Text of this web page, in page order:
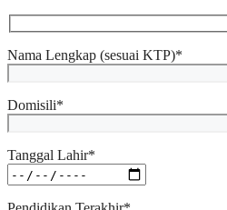
Nama Lengkap (sesuai KTP)*
Domisili*
Tanggal Lahir*